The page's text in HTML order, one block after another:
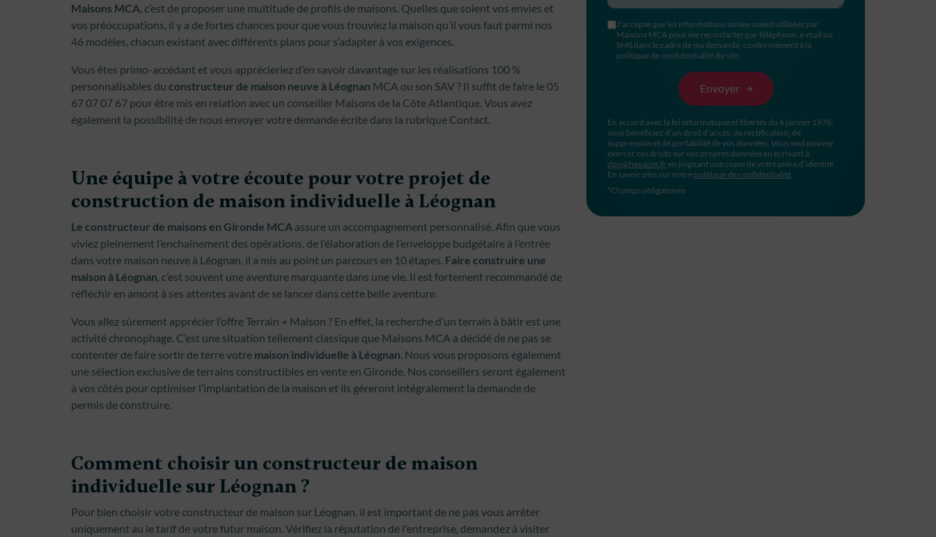
Maisons MCA , c’est de proposer une multitude de profils de maisons. Quelles que soient vos envies et
vos préoccupations, il y a de fortes chances pour que vous trouviez la maison qu’il vous faut parmi nos
46 modèles, chacun existant avec différents plans pour s’adapter à vos exigences.
Vous êtes primo-accédant et vous apprécieriez d’en savoir davantage sur les réalisations 100 %
personnalisables du constructeur de maison neuve à Léognan MCA ou son SAV ? Il suffit de faire le 05
67 07 07 67 pour être mis en relation avec un conseiller Maisons de la Côte Atlantique. Vous avez
également la possibilité de nous envoyer votre demande écrite dans la rubrique Contact.
Une équipe à votre écoute pour votre projet de
construction de maison individuelle à Léognan
Le constructeur de maisons en Gironde MCA assure un accompagnement personnalisé. Afin que vous
viviez pleinement l’enchaînement des opérations, de l’élaboration de l’enveloppe budgétaire à l’entrée
dans votre maison neuve à Léognan, il a mis au point un parcours en 10 étapes. Faire construire une
maison à Léognan , c’est souvent une aventure marquante dans une vie. Il est fortement recommandé de
réfléchir en amont à ses attentes avant de se lancer dans cette belle aventure.
Vous allez sûrement apprécier l’offre Terrain + Maison ? En effet, la recherche d’un terrain à bâtir est une
activité chronophage. C’est une situation tellement classique que Maisons MCA a décidé de ne pas se
contenter de faire sortir de terre votre maison individuelle à Léognan . Nous vous proposons également
une sélection exclusive de terrains constructibles en vente en Gironde. Nos conseillers seront également
à vos côtés pour optimiser l’implantation de la maison et ils géreront intégralement la demande de
permis de construire.
Comment choisir un constructeur de maison
individuelle sur Léognan ?
Pour bien choisir votre constructeur de maison sur Léognan, il est important de ne pas vous arrêter
uniquement au le tarif de votre futur maison. Vérifiez la réputation de l'entreprise, demandez à visiter
J’accepte que les informations saisies soient utilisées par
Maisons MCA pour me recontacter par téléphone, e-mail ou
SMS dans le cadre de ma demande, conformément à la
politique de confidentialité du site.
En accord avec la loi informatique et libertés du 6 janvier 1978,
vous bénéficiez d’un droit d’accès, de rectification, de
suppression et de portabilité de vos données. Vous seul pouvez
exercer ces droits sur vos propres données en écrivant à
dpo@hexaom.fr en joignant une copie de votre pièce d’identité.
En savoir plus sur notre politique de confidentialité
*Champs obligatoires